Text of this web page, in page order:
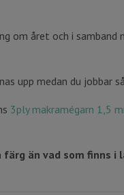
om året och i
upp medan du jobbar
3ply makramégarn 1,5
än vad som finns